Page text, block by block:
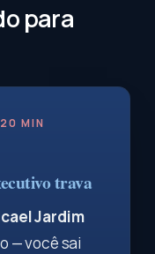
para
MIN
trava
Jardim
— você sai